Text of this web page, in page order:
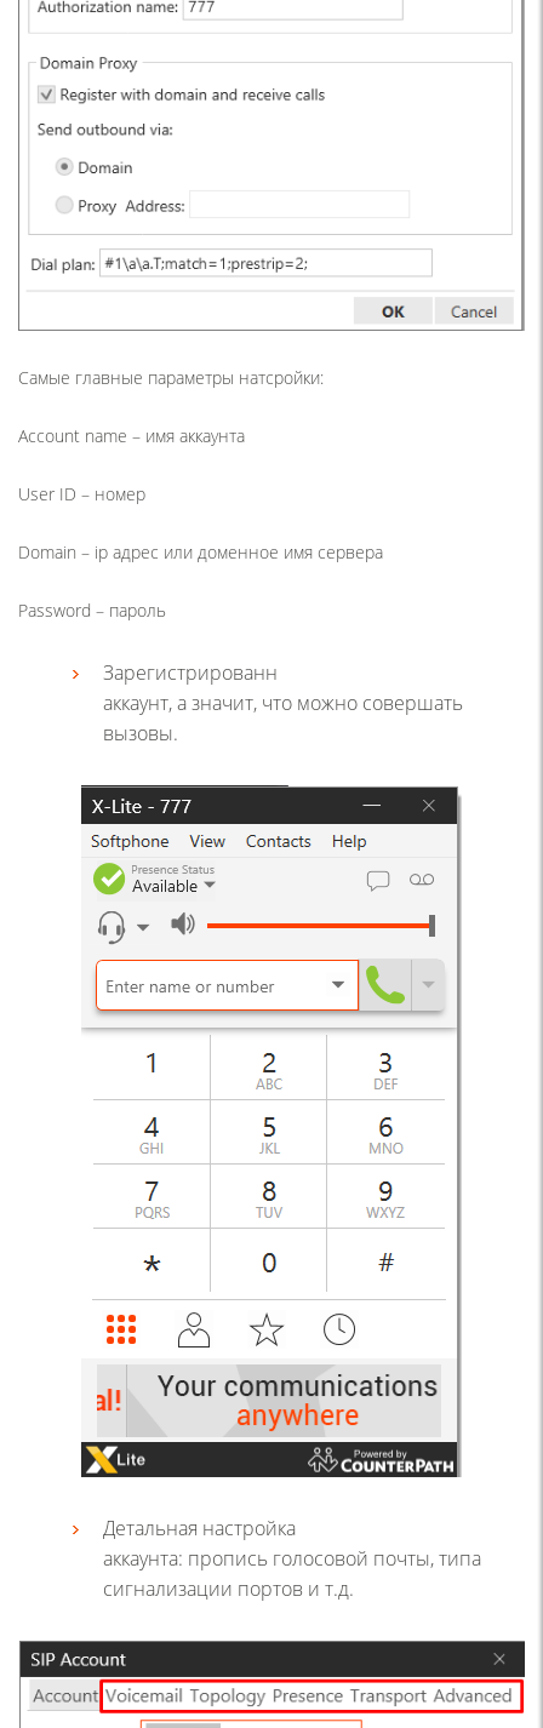
Самые главные параметры натсройки:
Account name – имя аккаунта
User ID – номер
Domain – ip адрес или доменное имя сервера
Password – пароль
Зарегистрированн
аккаунт, а значит, что можно совершать
вызовы.
Детальная настройка
аккаунта: пропись голосовой почты, типа
сигнализации портов и т.д.